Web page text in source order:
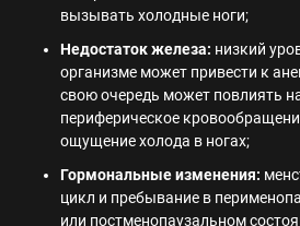
вызывать холодные ноги;
Недостаток железа: низкий
организме может привести к
свою очередь может повлиять
периферическое
ощущение холода в ногах;
Гормональные изменения:
цикл и пребывание в
или постменопаузальном